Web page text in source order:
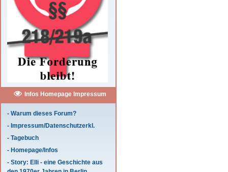
Infos Homepage Impressum
- Warum dieses Forum?
- Impressum/Datenschutzerkl.
- Tagebuch
- Homepage/Infos
- Story: Elli - eine Geschichte aus